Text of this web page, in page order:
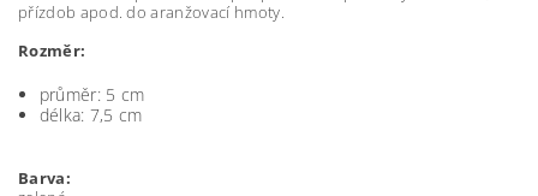
přízdob apod. do aranžovací hmoty.
Rozměr:
průměr: 5 cm
délka: 7,5 cm
Barva: